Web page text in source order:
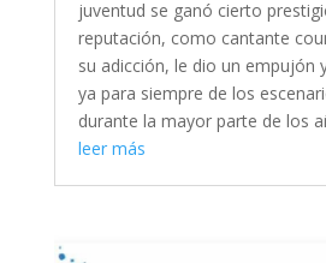
juventud se ganó cierto
reputación, como cantante
su adicción, le dio un empujón
ya para siempre de los
durante la mayor parte de los
leer más